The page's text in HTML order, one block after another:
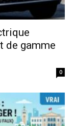
de gamme
0